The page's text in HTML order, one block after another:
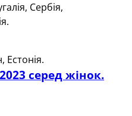
Сербія,
Естонія.
серед жінок.